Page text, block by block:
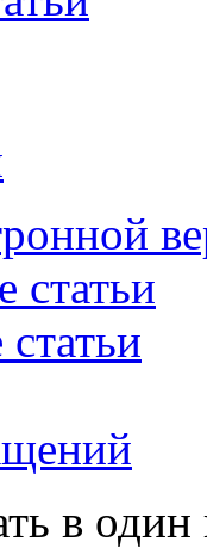
статьи
в